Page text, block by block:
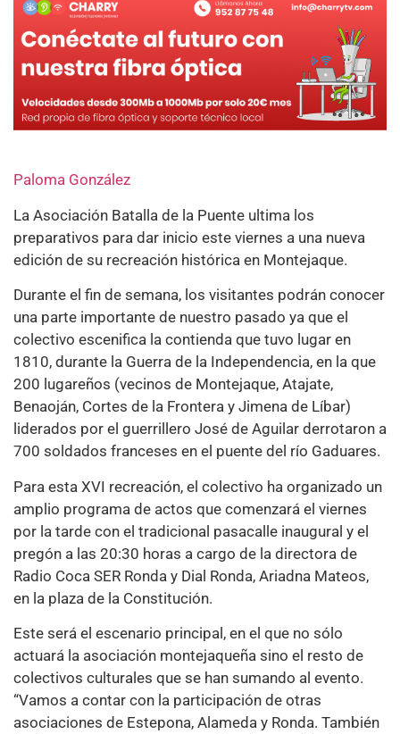
Paloma González
La Asociación Batalla de la Puente ultima los
preparativos para dar inicio este viernes a una nueva
edición de su recreación histórica en Montejaque.
Durante el fin de semana, los visitantes podrán conocer
una parte importante de nuestro pasado ya que el
colectivo escenifica la contienda que tuvo lugar en
1810, durante la Guerra de la Independencia, en la que
200 lugareños (vecinos de Montejaque, Atajate,
Benaoján, Cortes de la Frontera y Jimena de Líbar)
liderados por el guerrillero José de Aguilar derrotaron a
700 soldados franceses en el puente del río Gaduares.
Para esta XVI recreación, el colectivo ha organizado un
amplio programa de actos que comenzará el viernes
por la tarde con el tradicional pasacalle inaugural y el
pregón a las 20:30 horas a cargo de la directora de
Radio Coca SER Ronda y Dial Ronda, Ariadna Mateos,
en la plaza de la Constitución.
Este será el escenario principal, en el que no sólo
actuará la asociación montejaqueña sino el resto de
colectivos culturales que se han sumando al evento.
“Vamos a contar con la participación de otras
asociaciones de Estepona, Alameda y Ronda. También